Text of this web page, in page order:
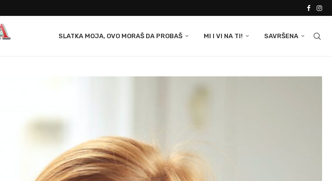
SLATKA MOJA, OVO MORAŠ DA PROBAŠ MI I VI NA TI! SAVRŠENA